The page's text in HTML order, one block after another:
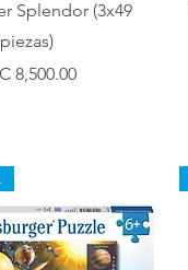
rápida
Splendor (3x49
piezas)
8,500.00